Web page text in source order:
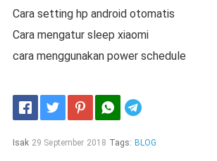
Cara setting hp android otomatis
Cara mengatur sleep xiaomi
cara menggunakan power schedule
Isak 29 September 2018 Tags: BLOG